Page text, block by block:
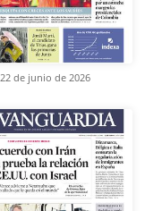
22 de junio de 2026